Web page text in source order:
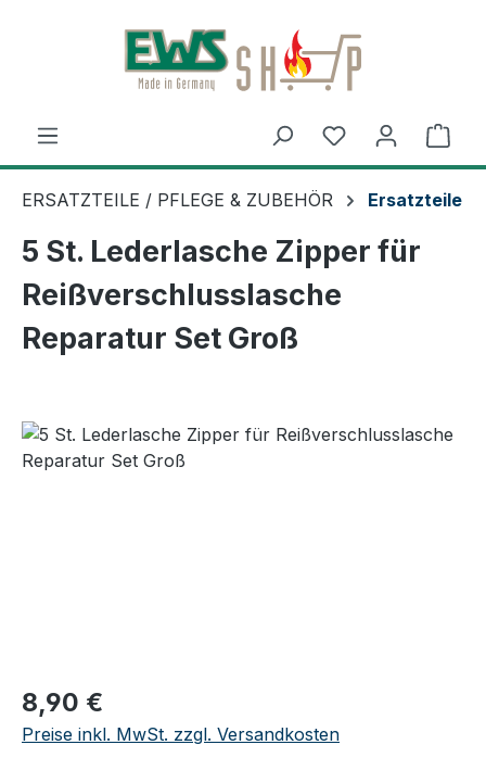
Zum Hauptinhalt springen
ERSATZTEILE / PFLEGE & ZUBEHÖR Ersatzteile
5 St. Lederlasche Zipper für
Reißverschlusslasche
Reparatur Set Groß
Regulärer Preis:
8,90 €
Preise inkl. MwSt. zzgl. Versandkosten